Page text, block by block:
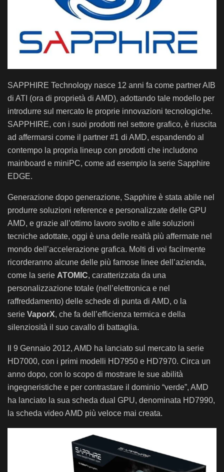
SAPPHIRE Technology nasce 12 anni fa come partner AIB
di ATI (ora di proprietà di AMD), adottando tale modello per
introdurre sul mercato le proprie innovazioni tecnologiche.
SAPPHIRE, con i suoi prodotti nel settore grafico, è riuscita
ad affermarsi come il partner #1 di AMD, espandendo al
contempo la propria lineup con prodotti che includono
mainboard e miniPC, come ad esempio la serie Sapphire
EDGE.
Generazione dopo generazione, Sapphire è stata abile nel
produrre soluzioni reference e personalizzate delle GPU
AMD, e grazie all’ottimo lavoro svolto e alle soluzioni
tecniche adottate, oggi è una delle realtà più affermate nel
mondo dell’accelerazione grafica. Molti di voi facilmente
ricorderanno alcune delle più famose linee dell’azienda,
come la serie ATOMIC, caratterizzata da una
personalizzazione totale (nell’elettronica e nel
raffreddamento) delle schede di punta di AMD, o la
serie VaporX, che fa dell’efficienza termica e della
silenziosità il suo cavallo di battaglia.
Il 9 Gennaio 2012, AMD ha lanciato sul mercato la serie
HD7000, con i primi modelli HD7950 e HD7970. Circa un
anno dopo, con lo scopo di mostrare le sue abilità
ingegneristiche e per contrastare il dominio “verde”, AMD
ha lanciato la sua scheda dual GPU, denominata HD7990,
la scheda video AMD più veloce mai creata.